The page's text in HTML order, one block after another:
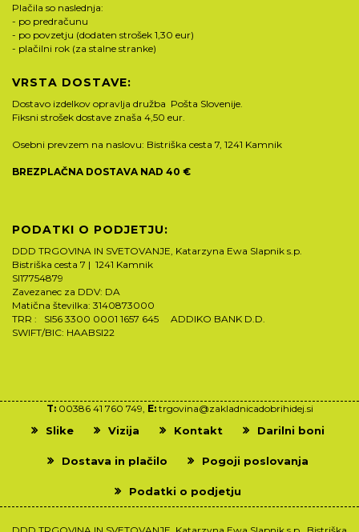
Plačila so naslednja:
- po predračunu
- po povzetju (dodaten strošek 1,30 eur)
- plačilni rok (za stalne stranke)
VRSTA DOSTAVE:
Dostavo izdelkov opravlja družba Pošta Slovenije.
Fiksni strošek dostave znaša 4,50 eur.
Osebni prevzem na naslovu: Bistriška cesta 7, 1241 Kamnik
BREZPLAČNA DOSTAVA NAD 40 €
PODATKI O PODJETJU:
DDD TRGOVINA IN SVETOVANJE, Katarzyna Ewa Slapnik s.p.
Bistriška cesta 7 | 1241 Kamnik
SI17754879
Zavezanec za DDV: DA
Matična številka: 3140873000
TRR : SI56 3300 0001 1657 645 ADDIKO BANK D.D.
SWIFT/BIC: HAABSI22
T:00386 41 760 749, E: trgovina@zakladnicadobrihidej.si
Slike Vizija Kontakt Darilni boni
Dostava in plačilo Pogoji poslovanja
Podatki o podjetju